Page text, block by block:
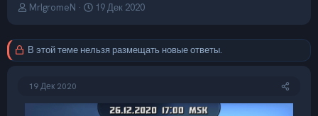
А
о
е
MrIgromeN
Д
л
19 Дек 2020
В этой теме нельзя размещать новые ответы.
19 Дек 2020